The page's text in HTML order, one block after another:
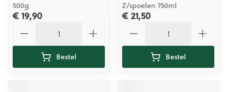
500g
€ 19,90
Bestel
Z/spoelen 750ml
€ 21,50
Bestel